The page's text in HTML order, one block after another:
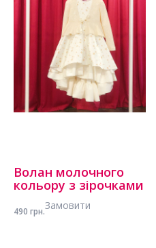
Волан молочного
кольору з зірочками
490 грн.Замовити